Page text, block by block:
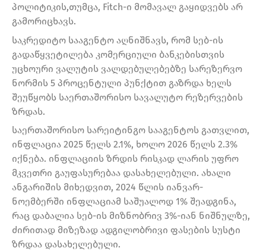
პოლიტიკის,თუმცა, Fitch-ი მომავალ გაყიდვებს არ
გამორიცხავს.
საკრედიტო სააგენტო აღნიშნავს, რომ სებ-ის
გადაწყვეტილება კომერციული ბანკებისთვის
უცხოური ვალუტის ვალდებულებებზე სარეზერვო
ნორმის 5 პროცენტული პუნქტით გაზრდა ხელს
შეუწყობს საერთაშორისო სავალუტო რეზერვების
ზრდას.
საერთაშორისო სარეიტინგო სააგენტოს გათვლით,
ინფლაცია 2025 წელს 2.1%, ხოლო 2026 წელს 2.3%
იქნება. ინფლაციის ზრდის რისკად ლარის უფრო
მკვეთრი გაუფასურებაა დასახელებული. ახალი
ანგარიშის მიხედვით, 2024 წლის იანვარ-
ნოემბერში ინფლაციამ საშუალოდ 1% შეადგინა,
რაც დაბალია სებ-ის მიზნობრივ 3%-იან ნიშნულზე,
ძირითად მიზეზად ადგილობრივი ფასების სუსტი
ზრდაა დასახელებული.